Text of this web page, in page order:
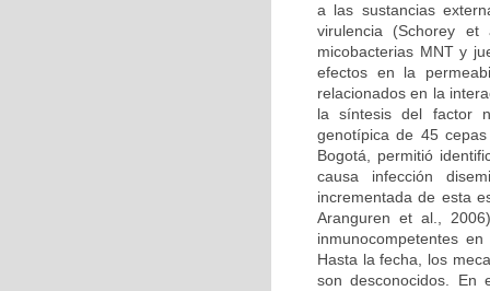
a las sustancias
virulencia (Schorey
micobacterias MNT y
efectos en la
relacionados en la
la síntesis del factor
genotípica de 45
Bogotá, permitió
causa infección
incrementada de esta
Aranguren et al.,
inmunocompetentes
Hasta la fecha, los
son desconocidos. En